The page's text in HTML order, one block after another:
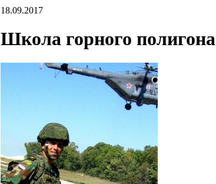
18.09.2017
Школа горного полигона